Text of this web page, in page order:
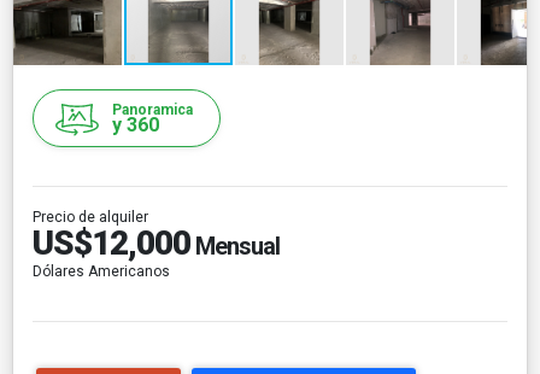
Panoramica
y 360
Precio de alquiler
US$12,000 Mensual
Dólares Americanos